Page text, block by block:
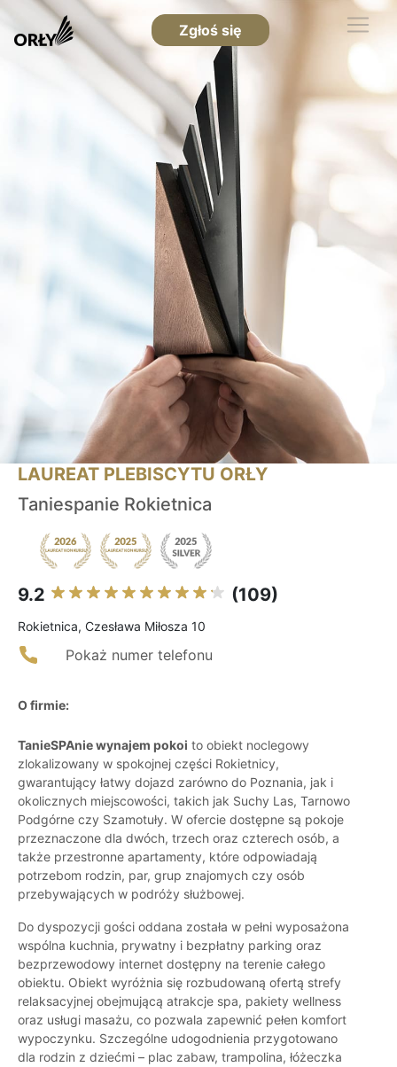
Zgłoś się
LAUREAT PLEBISCYTU ORŁY
Taniespanie Rokietnica
9.2 (109)
Rokietnica, Czesława Miłosza 10
Pokaż numer telefonu
O firmie:
TanieSPAnie wynajem pokoi to obiekt noclegowy
zlokalizowany w spokojnej części Rokietnicy,
gwarantujący łatwy dojazd zarówno do Poznania, jak i
okolicznych miejscowości, takich jak Suchy Las, Tarnowo
Podgórne czy Szamotuły. W ofercie dostępne są pokoje
przeznaczone dla dwóch, trzech oraz czterech osób, a
także przestronne apartamenty, które odpowiadają
potrzebom rodzin, par, grup znajomych czy osób
przebywających w podróży służbowej.
Do dyspozycji gości oddana została w pełni wyposażona
wspólna kuchnia, prywatny i bezpłatny parking oraz
bezprzewodowy internet dostępny na terenie całego
obiektu. Obiekt wyróżnia się rozbudowaną ofertą strefy
relaksacyjnej obejmującą atrakcje spa, pakiety wellness
oraz usługi masażu, co pozwala zapewnić pełen komfort
wypoczynku. Szczególne udogodnienia przygotowano
dla rodzin z dziećmi – plac zabaw, trampolina, łóżeczka